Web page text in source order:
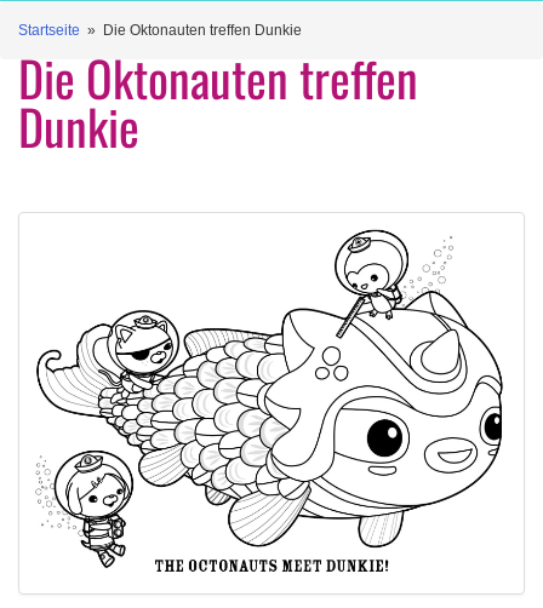
Startseite » Die Oktonauten treffen Dunkie
Die Oktonauten treffen
Dunkie